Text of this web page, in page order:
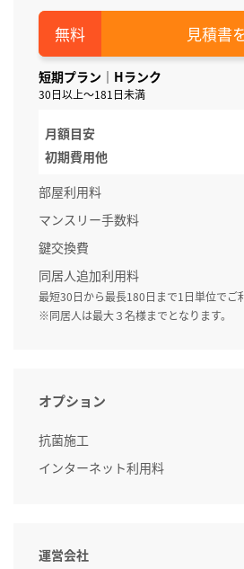
見積書
短期プラン｜Hランク
30日以上～181日未満
月額目安
初期費用他
部屋利用料
マンスリー手数料
鍵交換費
同居人追加利用料
最短30日から最長180日まで1日単位でご
※同居人は最大３名様までとなります。
オプション
抗菌施工
インターネット利用料
運営会社